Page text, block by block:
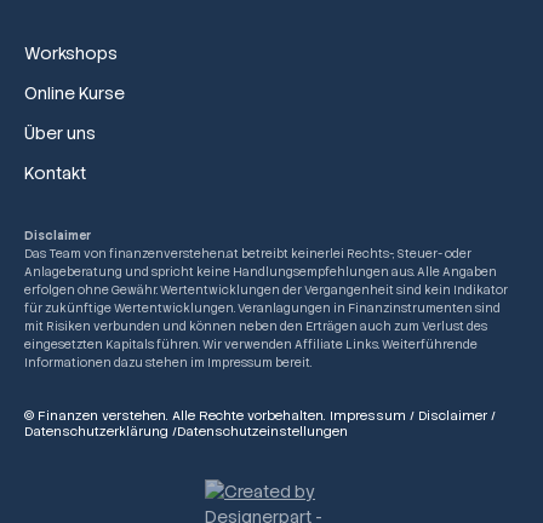
Workshops
Online Kurse
Über uns
Kontakt
Disclaimer
Das Team von finanzenverstehen.at betreibt keinerlei Rechts-, Steuer- oder
Anlageberatung und spricht keine Handlungsempfehlungen aus. Alle Angaben
erfolgen ohne Gewähr. Wertentwicklungen der Vergangenheit sind kein Indikator
für zukünftige Wertentwicklungen. Veranlagungen in Finanzinstrumenten sind
mit Risiken verbunden und können neben den Erträgen auch zum Verlust des
eingesetzten Kapitals führen. Wir verwenden Affiliate Links. Weiterführende
Informationen dazu stehen im Impressum bereit.
© Finanzen verstehen. Alle Rechte vorbehalten. Impressum / Disclaimer /
Datenschutzerklärung /Datenschutzeinstellungen